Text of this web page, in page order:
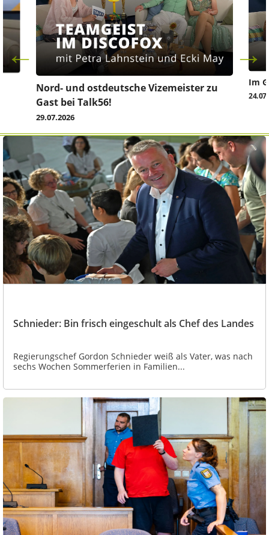
Nord- und ostdeutsche Vizemeister zu
Gast bei Talk56!
29.07.2026
Im
Schnieder: Bin frisch eingeschult als Chef des Landes
Regierungschef Gordon Schnieder weiß als Vater, was nach
sechs Wochen Sommerferien in Familien...